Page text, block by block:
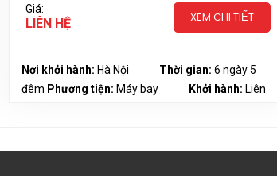
Giá:
LIÊN HỆ XEM CHI TIẾT
Nơi khởi hành: Hà Nội Thời gian:6 ngày 5
đêm Phương tiện: Máy bay Khởi hành: Liên